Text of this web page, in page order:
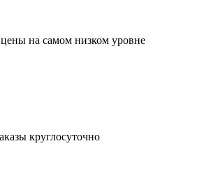
на самом низком уровне
круглосуточно